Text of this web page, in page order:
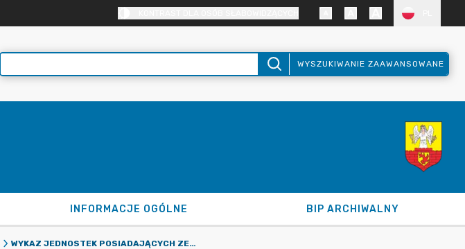
WYSZUKIWANIE ZAAWANSOWANE
INFORMACJE OGÓLNE BIP ARCHIWALNY
WYKAZ JEDNOSTEK POSIADAJĄCYCH ZEZWOLENIE NA WYKONYWANIE DZIAŁALNOŚCI W ZAKRESIE OPRÓŻNIANIA ZBIORNIKÓW BEZODPŁYWOWYCH I TRANSPORT NIECZYSTOŚCI CIEKŁYCH